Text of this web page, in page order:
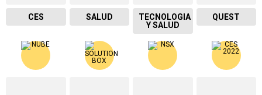
CES SALUD
TECNOLOGIA
Y SALUD
QUEST